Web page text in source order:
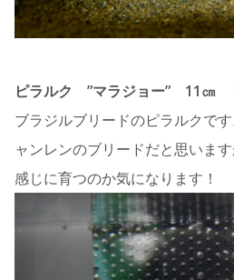
ピラルク ”マラジョー” 11㎝
ブラジルブリードのピラルクで
ャンレンのブリードだと思いま
感じに育つのか気になります！